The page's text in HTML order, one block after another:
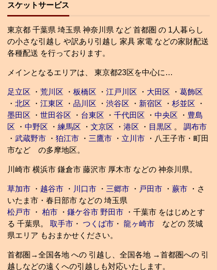
スケットサービス
東京都 千葉県 埼玉県 神奈川県 など 首都圏 の 1人暮らし
の小さな引越し や訳あり引越し 家具 家電 などの家財配送
各種配送 を行っております。
メインとなるエリアは、 東京都23区を中心に…
足立区 ・ 荒川区 ・ 板橋区 ・ 江戸川区 ・ 大田区 ・ 葛飾区
・ 北区 ・ 江東区 ・ 品川区 ・ 渋谷区 ・ 新宿区 ・ 杉並区 ・
墨田区 ・ 世田谷区 ・ 台東区 ・ 千代田区 ・ 中央区 ・ 豊島
区 ・ 中野区 ・ 練馬区 ・ 文京区 ・ 港区 ・ 目黒区 。 調布市
・ 武蔵野市 ・ 狛江市 ・ 三鷹市 ・ 立川市 ・八王子市・町田
市など の多摩地区。
川崎市 横浜市 鎌倉市 藤沢市 厚木市 などの 神奈川県。
草加市 ・ 越谷市 ・ 川口市 ・ 三郷市 ・ 戸田市 ・ 蕨市 ・さ
いたま市・春日部市 などの 埼玉県
松戸市 ・ 柏市 ・ 鎌ケ谷市 野田市 ・千葉市 をはじめとす
る 千葉県。 取手市 ・ つくば市 ・ 龍ヶ崎市 などの 茨城
県エリア もおまかせください。
首都圏→全国各地 への 引越し、全国各地 →首都圏への 引
越しなどの遠くへの引越しも対応いたします。